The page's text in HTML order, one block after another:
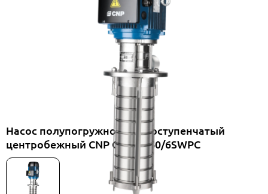
Насос полупогружной многоступенчатый
центробежный CNP CDLK8-60/6SWPC